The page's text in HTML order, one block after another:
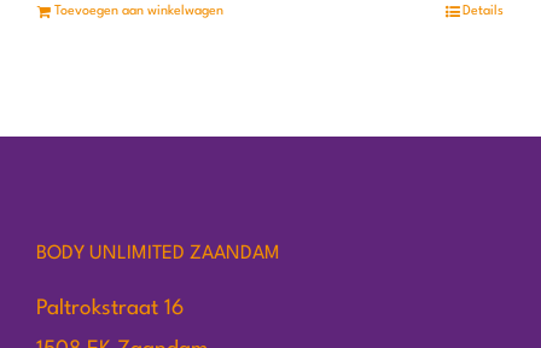
Toevoegen aan winkelwagen Details
BODY UNLIMITED ZAANDAM
Paltrokstraat 16